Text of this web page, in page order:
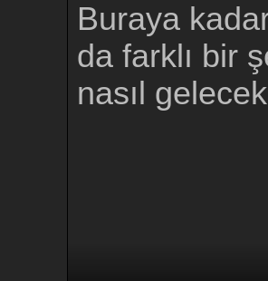
Buraya
da farklı bir
nasıl gelecek